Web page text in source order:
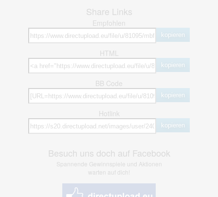
Share Links
Empfohlen
kopieren
HTML
kopieren
BB Code
kopieren
Hotlink
kopieren
Besuch uns doch auf Facebook
Spannende Gewinnspiele und Aktionen
warten auf dich!